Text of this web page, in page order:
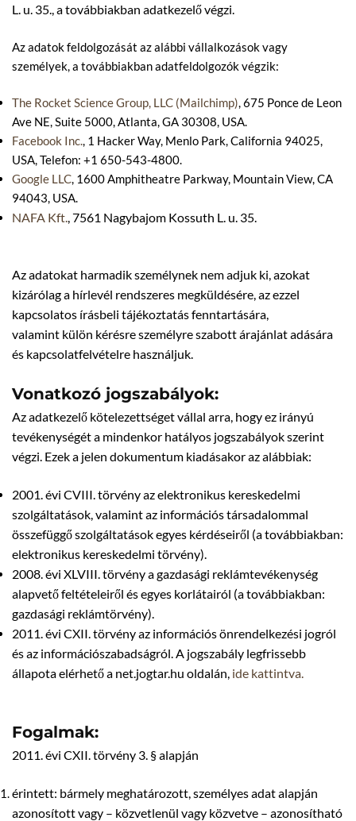
L. u. 35., a továbbiakban adatkezelő végzi.
Az adatok feldolgozását az alábbi vállalkozások vagy
személyek, a továbbiakban adatfeldolgozók végzik:
The Rocket Science Group, LLC (Mailchimp), 675 Ponce de Leon
Ave NE, Suite 5000, Atlanta, GA 30308, USA.
Facebook Inc., 1 Hacker Way, Menlo Park, California 94025,
USA, Telefon: +1 650-543-4800.
Google LLC, 1600 Amphitheatre Parkway, Mountain View, CA
94043, USA.
NAFA Kft., 7561 Nagybajom Kossuth L. u. 35.
Az adatokat harmadik személynek nem adjuk ki, azokat
kizárólag a hírlevél rendszeres megküldésére, az ezzel
kapcsolatos írásbeli tájékoztatás fenntartására,
valamint külön kérésreszemélyre szabott árajánlat adására
és kapcsolatfelvételre használjuk.
Vonatkozó jogszabályok:
Az adatkezelő kötelezettséget vállal arra, hogy ez irányú
tevékenységét a mindenkor hatályos jogszabályok szerint
végzi. Ezek a jelen dokumentum kiadásakor az alábbiak:
2001. évi CVIII. törvény az elektronikus kereskedelmi
szolgáltatások, valamint az információs társadalommal
összefüggő szolgáltatások egyes kérdéseiről (a továbbiakban:
elektronikus kereskedelmi törvény).
2008. évi XLVIII. törvény a gazdasági reklámtevékenység
alapvető feltételeiről és egyes korlátairól (a továbbiakban:
gazdasági reklámtörvény).
2011. évi CXII. törvény az információs önrendelkezési jogról
és az információszabadságról. A jogszabály legfrissebb
állapota elérhető a net.jogtar.hu oldalán, ide kattintva.
Fogalmak:
2011. évi CXII. törvény 3. § alapján
érintett: bármely meghatározott, személyes adat alapján
azonosított vagy – közvetlenül vagy közvetve – azonosítható